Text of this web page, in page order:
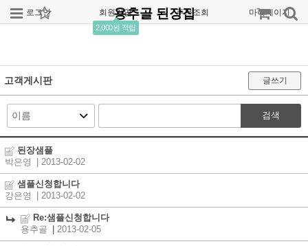
로그인 회원가입
2,000원 적립
주문조회 마이페이지
용추골 된장집
고객게시판 글쓰기
검색
된장샘플
박은영
| 2013-02-02
샘플신청합니다
강은영
| 2013-02-02
Re:샘플신청합니다
용추골
2013-02-05